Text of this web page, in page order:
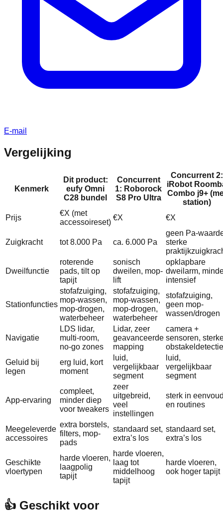
E-mail
Vergelijking
Kenmerk
Dit product:
eufy Omni
C28 bundel
Concurrent
1: Roborock
S8 Pro Ultra
Concurrent 2:
iRobot
Combo j9+
station)
Prijs
€X (met
accessoireset)
€X €X
Zuigkracht tot 8.000 Pa ca. 6.000 Pa
geen Pa-
sterke
Dweilfunctie
roterende
pads, tilt op
tapijt
sonisch
dweilen, mop-
lift
opklapbare
dweilarm,
intensief
Stationfuncties
stofafzuiging,
mop-wassen,
mop-drogen,
waterbeheer
stofafzuiging,
mop-wassen,
mop-drogen,
waterbeheer
stofafzuiging,
geen mop-
wassen/drogen
Navigatie
LDS lidar,
multi-room,
no-go zones
Lidar, zeer
geavanceerde
mapping
camera +
sensoren,
obstakeldetectie
Geluid bij
legen
erg luid, kort
moment
luid,
vergelijkbaar
segment
luid,
vergelijkbaar
segment
App-ervaring
compleet,
minder diep
voor tweakers
zeer
uitgebreid,
veel
instellingen
sterk in
en routines
Meegeleverde
accessoires
extra borstels,
filters, mop-
pads
standaard set,
extra’s los
standaard set,
extra’s los
Geschikte
vloertypen
harde vloeren,
laagpolig
tapijt
harde vloeren,
laag tot
middelhoog
tapijt
harde vloeren,
ook hoger tapijt
👍 Geschikt voor